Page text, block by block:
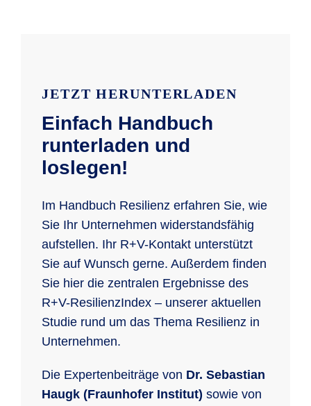
JETZT HERUNTERLADEN
Einfach Handbuch
runterladen und
loslegen!
Im Handbuch Resilienz erfahren Sie, wie
Sie Ihr Unternehmen widerstandsfähig
aufstellen. Ihr R+V-Kontakt unterstützt
Sie auf Wunsch gerne. Außerdem finden
Sie hier die zentralen Ergebnisse des
R+V-ResilienzIndex – unserer aktuellen
Studie rund um das Thema Resilienz in
Unternehmen.
Die Expertenbeiträge von Dr. Sebastian
Haugk (Fraunhofer Institut) sowie von